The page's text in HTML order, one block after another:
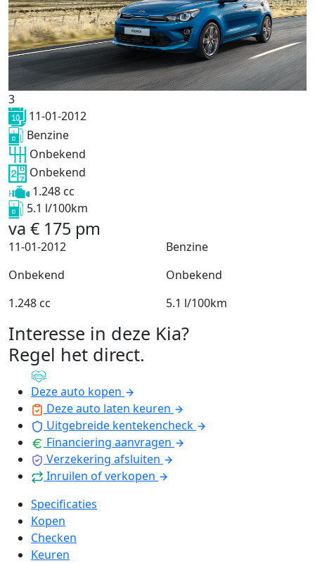
3
11-01-2012
Benzine
Onbekend
Onbekend
1.248 cc
5.1 l/100km
va € 175 pm
11-01-2012
Benzine
Onbekend
Onbekend
1.248 cc
5.1 l/100km
Interesse in deze Kia?
Regel het direct.
Deze auto kopen
Deze auto laten keuren
Uitgebreide kentekencheck
Financiering aanvragen
Verzekering afsluiten
Inruilen of verkopen
Specificaties
Kopen
Checken
Keuren